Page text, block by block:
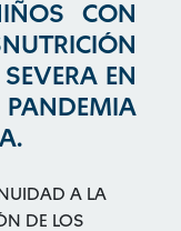
CON
EN
A LA
DE LOS